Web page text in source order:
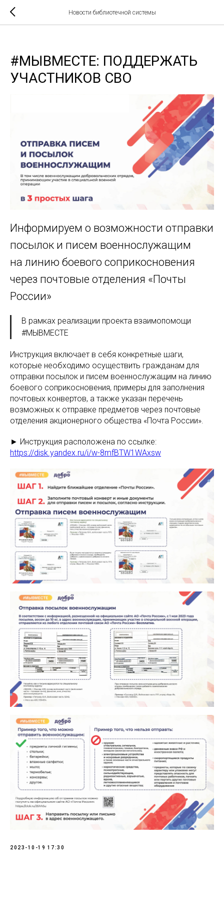
Новости библиотечной системы
#МЫВМЕСТЕ: ПОДДЕРЖАТЬ
УЧАСТНИКОВ СВО
Информируем о возможности отправки
посылок и писем военнослужащим
на линию боевого соприкосновения
через почтовые отделения «Почты
России»
В рамках реализации проекта взаимопомощи
#МЫВМЕСТЕ
Инструкция включает в себя конкретные шаги,
которые необходимо осуществить гражданам для
отправки посылок и писем военнослужащим на линию
боевого соприкосновения, примеры для заполнения
почтовых конвертов, а также указан перечень
возможных к отправке предметов через почтовые
отделения акционерного общества «Почта России».
► Инструкция расположена по ссылке:
https://disk.yandex.ru/i/w-8mfBTW1WAxsw
2023-10-19 17:30